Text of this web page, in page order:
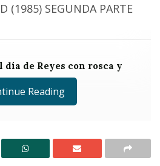
(1985) SEGUNDA PARTE
de Reyes con rosca y
Ahuacatlán
Guzmán Arce
Reading